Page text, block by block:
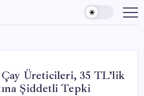
Çay Üreticileri, 35 TL’lik
Şiddetli Tepki